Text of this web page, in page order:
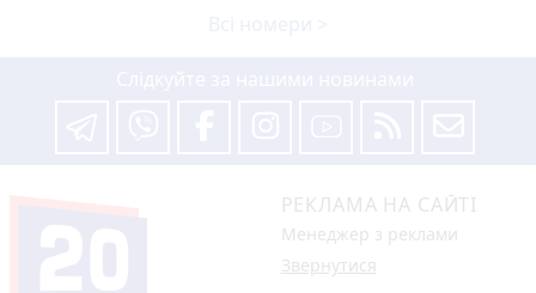
РЕКЛАМА НА САЙТІ
Менеджер з реклами
Звернутися